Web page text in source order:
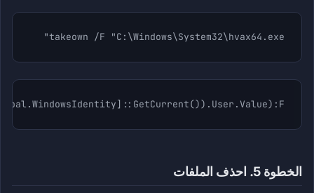
takeown /F "C:\Windows\System32\hvax64.exe"
الخطوة 5. احذف الملفات